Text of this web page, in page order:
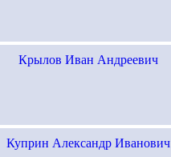
Крылов Иван Андреевич
Куприн Александр Иванович